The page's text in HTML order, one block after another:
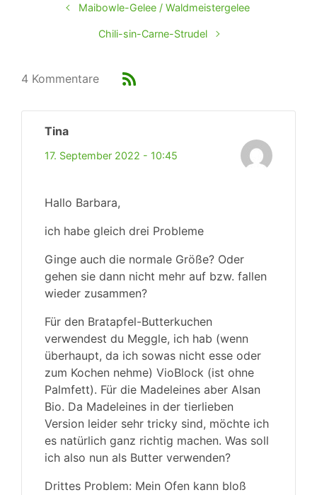
Maibowle-Gelee / Waldmeistergelee
Chili-sin-Carne-Strudel
4 Kommentare
Tina
17. September 2022 - 10:45
Hallo Barbara,
ich habe gleich drei Probleme
Ginge auch die normale Größe? Oder
gehen sie dann nicht mehr auf bzw. fallen
wieder zusammen?
Für den Bratapfel-Butterkuchen
verwendest du Meggle, ich hab (wenn
überhaupt, da ich sowas nicht esse oder
zum Kochen nehme) VioBlock (ist ohne
Palmfett). Für die Madeleines aber Alsan
Bio. Da Madeleines in der tierlieben
Version leider sehr tricky sind, möchte ich
es natürlich ganz richtig machen. Was soll
ich also nun als Butter verwenden?
Drittes Problem: Mein Ofen kann bloß